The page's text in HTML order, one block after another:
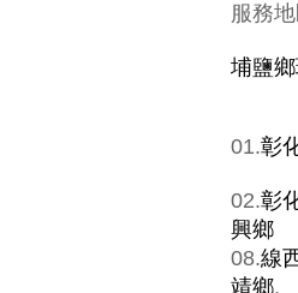
服務
埔鹽
01.彰
02.彰
興鄉
08.線
靖鄉,